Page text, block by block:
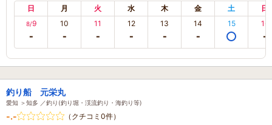
日 月 火 水 木 金 土 日
8/9 10 11 12 13 14 15 16
釣り船 元栄丸
愛知 ＞知多 ／釣り(釣り堀・渓流釣り・海釣り等)
-.- （クチコミ0件）